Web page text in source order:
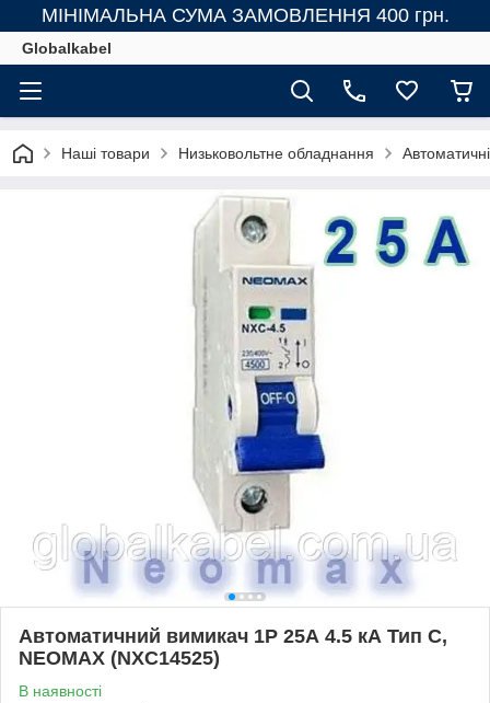
МІНІМАЛЬНА СУМА ЗАМОВЛЕННЯ 400 грн.
Globalkabel
Наші товари Низьковольтне обладнання
Автоматичний вимикач 1Р 25А 4.5 кА Тип С,
NEOMAX (NXC14525)
В наявності